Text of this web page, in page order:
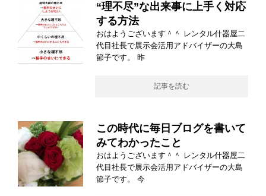
“理不尽”な出来事に上手く対応
する方法
おはようございます＾＾ レンタル什器屋二
代目社長で展示会活用アドバイザーの大島
節子です。 昨
記事を読む
この時代に毎日ブログを書いて
みてわかったこと
おはようございます＾＾ レンタル什器屋二
代目社長で展示会活用アドバイザーの大島
節子です。 今